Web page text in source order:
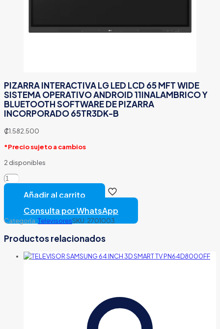
PIZARRA INTERACTIVA LG LED LCD 65 MFT WIDE
SISTEMA OPERATIVO ANDROID 11INALAMBRICO Y
BLUETOOTH SOFTWARE DE PIZARRA
INCORPORADO 65TR3DK-B
₡1.582.500
*Precio sujeto a cambios
2 disponibles
PIZARRA
INTERACTIVA
65
MFT
WIDE
SISTEMA
OPERATIVO
Añadir al carrito
Consulta por WhatsApp
Categoría:TelevisoresSKU: 2701003
Productos relacionados